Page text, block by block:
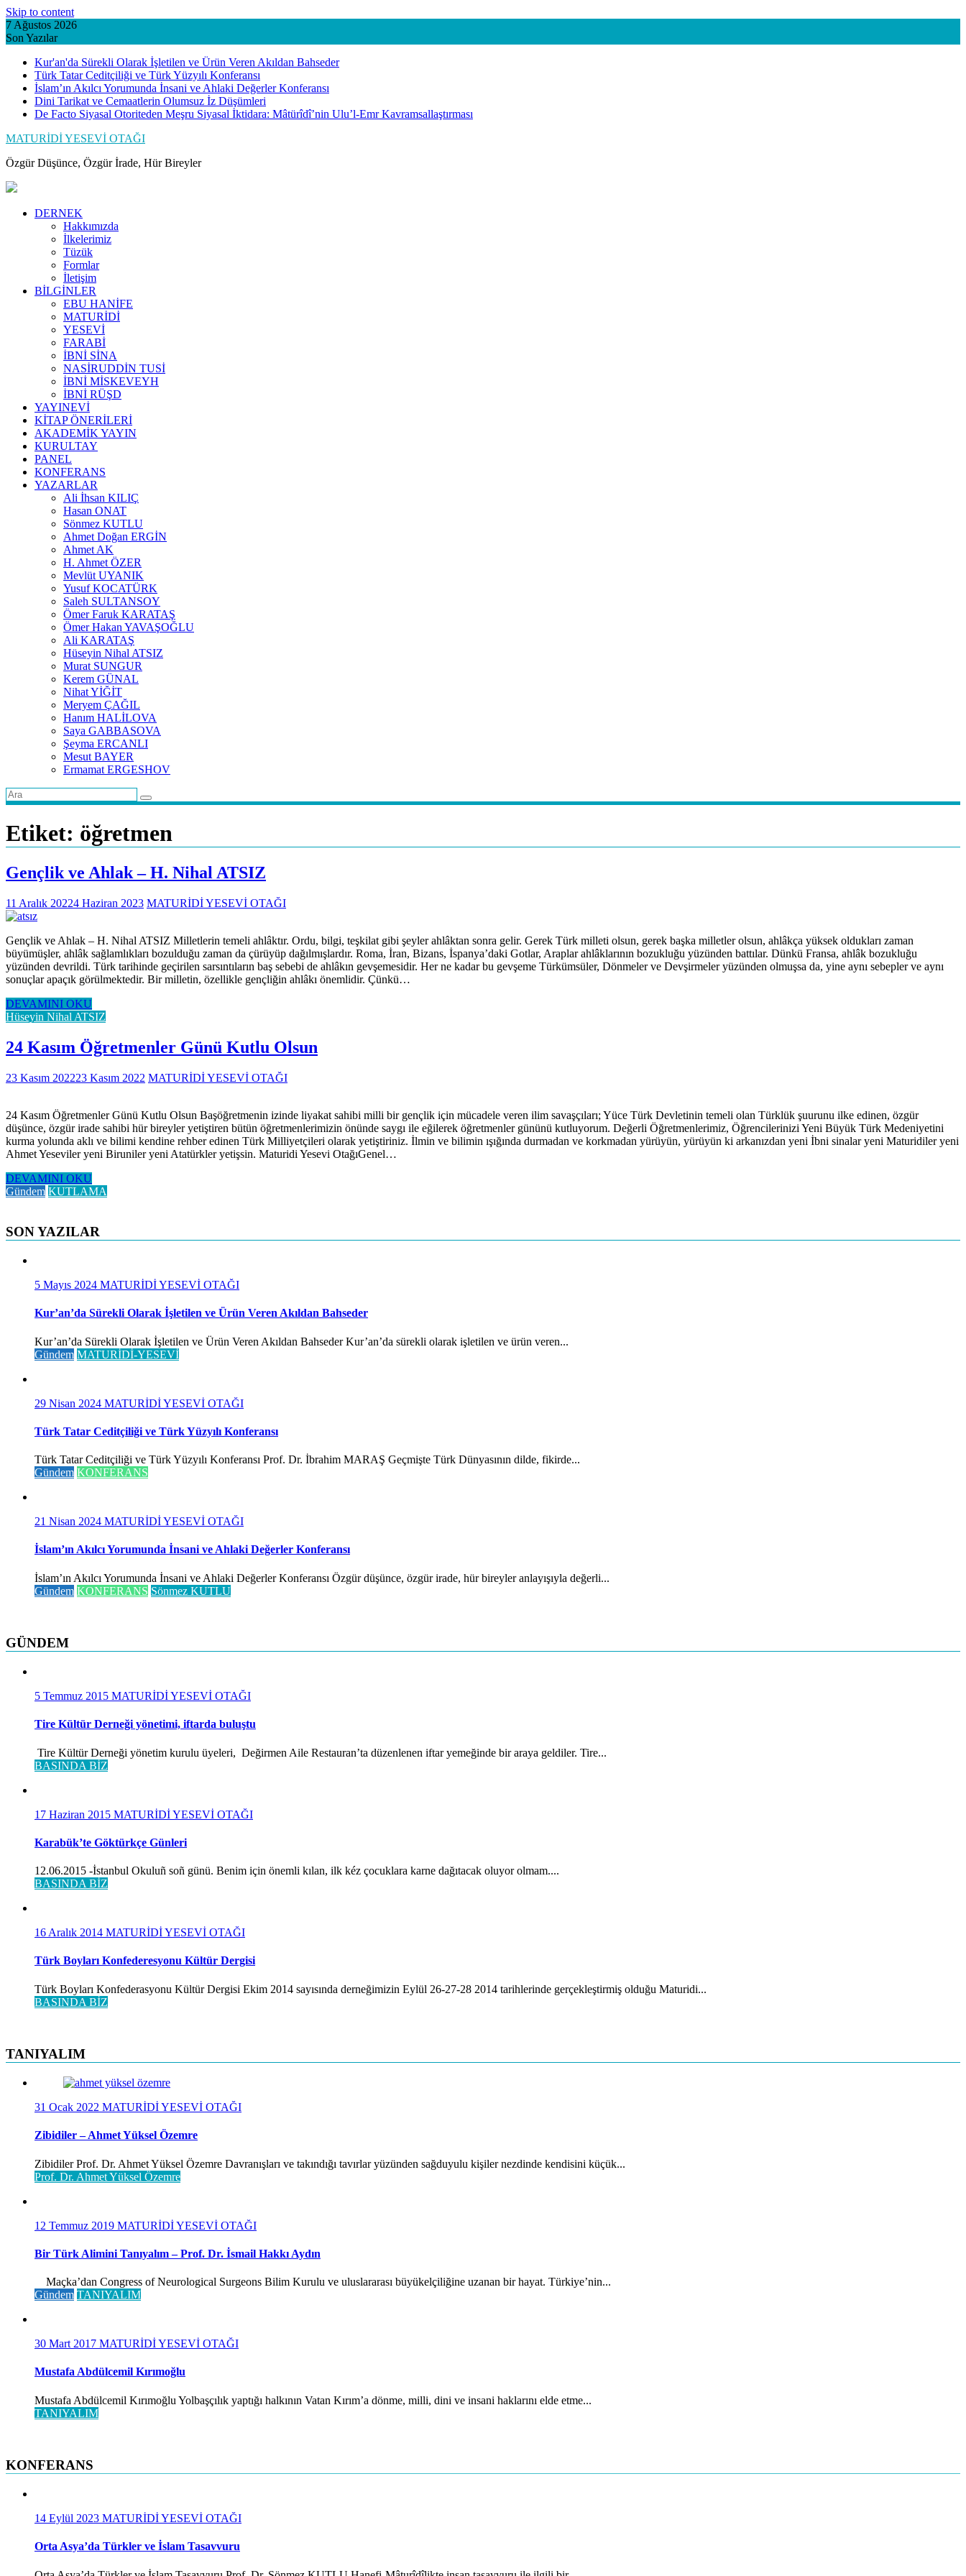
Skip to content
7 Ağustos 2026
Son Yazılar
Kur'an'da Sürekli Olarak İşletilen ve Ürün Veren Akıldan Bahseder
Türk Tatar Ceditçiliği ve Türk Yüzyılı Konferansı
İslam’ın Akılcı Yorumunda İnsani ve Ahlaki Değerler Konferansı
Dini Tarikat ve Cemaatlerin Olumsuz İz Düşümleri
De Facto Siyasal Otoriteden Meşru Siyasal İktidara: Mâtürîdî’nin Ulu’l-Emr Kavramsallaştırması
MATURİDİ YESEVİ OTAĞI
Özgür Düşünce, Özgür İrade, Hür Bireyler
DERNEK
Hakkımızda
İlkelerimiz
Tüzük
Formlar
İletişim
BİLGİNLER
EBU HANİFE
MATURİDİ
YESEVİ
FARABİ
İBNİ SİNA
NASİRUDDİN TUSİ
İBNİ MİSKEVEYH
İBNİ RÜŞD
YAYINEVİ
KİTAP ÖNERİLERİ
AKADEMİK YAYIN
KURULTAY
PANEL
KONFERANS
YAZARLAR
Ali İhsan KILIÇ
Hasan ONAT
Sönmez KUTLU
Ahmet Doğan ERGİN
Ahmet AK
H. Ahmet ÖZER
Mevlüt UYANIK
Yusuf KOCATÜRK
Saleh SULTANSOY
Ömer Faruk KARATAŞ
Ömer Hakan YAVAŞOĞLU
Ali KARATAŞ
Hüseyin Nihal ATSIZ
Murat SUNGUR
Kerem GÜNAL
Nihat YİĞİT
Meryem ÇAĞIL
Hanım HALİLOVA
Saya GABBASOVA
Şeyma ERCANLI
Mesut BAYER
Ermamat ERGESHOV
Etiket: öğretmen
Gençlik ve Ahlak – H. Nihal ATSIZ
11 Aralık 20224 Haziran 2023 MATURİDİ YESEVİ OTAĞI
Gençlik ve Ahlak – H. Nihal ATSIZ Milletlerin temeli ahlâktır. Ordu, bilgi, teşkilat gibi şeyler ahlâktan sonra gelir. Gerek Türk milleti olsun, gerek başka milletler olsun, ahlâkça yüksek oldukları zaman
büyümüşler, ahlâk sağlamlıkları bozulduğu zaman da çürüyüp dağılmışlardır. Roma, İran, Bizans, İspanya’daki Gotlar, Araplar ahlâklarının bozukluğu yüzünden battılar. Dünkü Fransa, ahlâk bozukluğu
yüzünden devrildi. Türk tarihinde geçirilen sarsıntıların baş sebebi de ahlâkın gevşemesidir. Her ne kadar bu gevşeme Türkümsüler, Dönmeler ve Devşirmeler yüzünden olmuşsa da, yine aynı sebepler ve aynı
sonuçlar apaçık görülmektedir. Bir milletin, özellikle gençliğin ahlâkı önemlidir. Çünkü…
DEVAMINI OKU
Hüseyin Nihal ATSIZ
24 Kasım Öğretmenler Günü Kutlu Olsun
23 Kasım 202223 Kasım 2022 MATURİDİ YESEVİ OTAĞI
24 Kasım Öğretmenler Günü Kutlu Olsun Başöğretmenin izinde liyakat sahibi milli bir gençlik için mücadele veren ilim savaşçıları; Yüce Türk Devletinin temeli olan Türklük şuurunu ilke edinen, özgür
düşünce, özgür irade sahibi hür bireyler yetiştiren bütün öğretmenlerimizin önünde saygı ile eğilerek öğretmenler gününü kutluyorum. Değerli Öğretmenlerimiz, Öğrencilerinizi Yeni Büyük Türk Medeniyetini
kurma yolunda aklı ve bilimi kendine rehber edinen Türk Milliyetçileri olarak yetiştiriniz. İlmin ve bilimin ışığında durmadan ve korkmadan yürüyün, yürüyün ki arkanızdan yeni İbni sinalar yeni Maturidiler yeni
Ahmet Yeseviler yeni Biruniler yeni Atatürkler yetişsin. Maturidi Yesevi OtağıGenel…
DEVAMINI OKU
Gündem KUTLAMA
SON YAZILAR
5 Mayıs 2024 MATURİDİ YESEVİ OTAĞI
Kur’an’da Sürekli Olarak İşletilen ve Ürün Veren Akıldan Bahseder
Kur’an’da Sürekli Olarak İşletilen ve Ürün Veren Akıldan Bahseder Kur’an’da sürekli olarak işletilen ve ürün veren...
Gündem MATURİDİ-YESEVİ
29 Nisan 2024 MATURİDİ YESEVİ OTAĞI
Türk Tatar Ceditçiliği ve Türk Yüzyılı Konferansı
Türk Tatar Ceditçiliği ve Türk Yüzyılı Konferansı Prof. Dr. İbrahim MARAŞ Geçmişte Türk Dünyasının dilde, fikirde...
Gündem KONFERANS
21 Nisan 2024 MATURİDİ YESEVİ OTAĞI
İslam’ın Akılcı Yorumunda İnsani ve Ahlaki Değerler Konferansı
İslam’ın Akılcı Yorumunda İnsani ve Ahlaki Değerler Konferansı Özgür düşünce, özgür irade, hür bireyler anlayışıyla değerli...
Gündem KONFERANS Sönmez KUTLU
GÜNDEM
5 Temmuz 2015 MATURİDİ YESEVİ OTAĞI
Tire Kültür Derneği yönetimi, iftarda buluştu
Tire Kültür Derneği yönetim kurulu üyeleri, Değirmen Aile Restauran’ta düzenlenen iftar yemeğinde bir araya geldiler. Tire...
BASINDA BİZ
17 Haziran 2015 MATURİDİ YESEVİ OTAĞI
Karabük’te Göktürkçe Günleri
12.06.2015 -İstanbul Okuluñ soñ günü. Benim için önemli kılan, ilk kéz çocuklara karne dağıtacak oluyor olmam....
BASINDA BİZ
16 Aralık 2014 MATURİDİ YESEVİ OTAĞI
Türk Boyları Konfederesyonu Kültür Dergisi
Türk Boyları Konfederasyonu Kültür Dergisi Ekim 2014 sayısında derneğimizin Eylül 26-27-28 2014 tarihlerinde gerçekleştirmiş olduğu Maturidi...
BASINDA BİZ
TANIYALIM
31 Ocak 2022 MATURİDİ YESEVİ OTAĞI
Zibidiler – Ahmet Yüksel Özemre
Zibidiler Prof. Dr. Ahmet Yüksel Özemre Davranışları ve takındığı tavırlar yüzünden sağduyulu kişiler nezdinde kendisini küçük...
Prof. Dr. Ahmet Yüksel Özemre
12 Temmuz 2019 MATURİDİ YESEVİ OTAĞI
Bir Türk Alimini Tanıyalım – Prof. Dr. İsmail Hakkı Aydın
Maçka’dan Congress of Neurological Surgeons Bilim Kurulu ve uluslararası büyükelçiliğine uzanan bir hayat. Türkiye’nin...
Gündem TANIYALIM
30 Mart 2017 MATURİDİ YESEVİ OTAĞI
Mustafa Abdülcemil Kırımoğlu
Mustafa Abdülcemil Kırımoğlu Yolbaşçılık yaptığı halkının Vatan Kırım’a dönme, milli, dini ve insani haklarını elde etme...
TANIYALIM
KONFERANS
14 Eylül 2023 MATURİDİ YESEVİ OTAĞI
Orta Asya’da Türkler ve İslam Tasavvuru